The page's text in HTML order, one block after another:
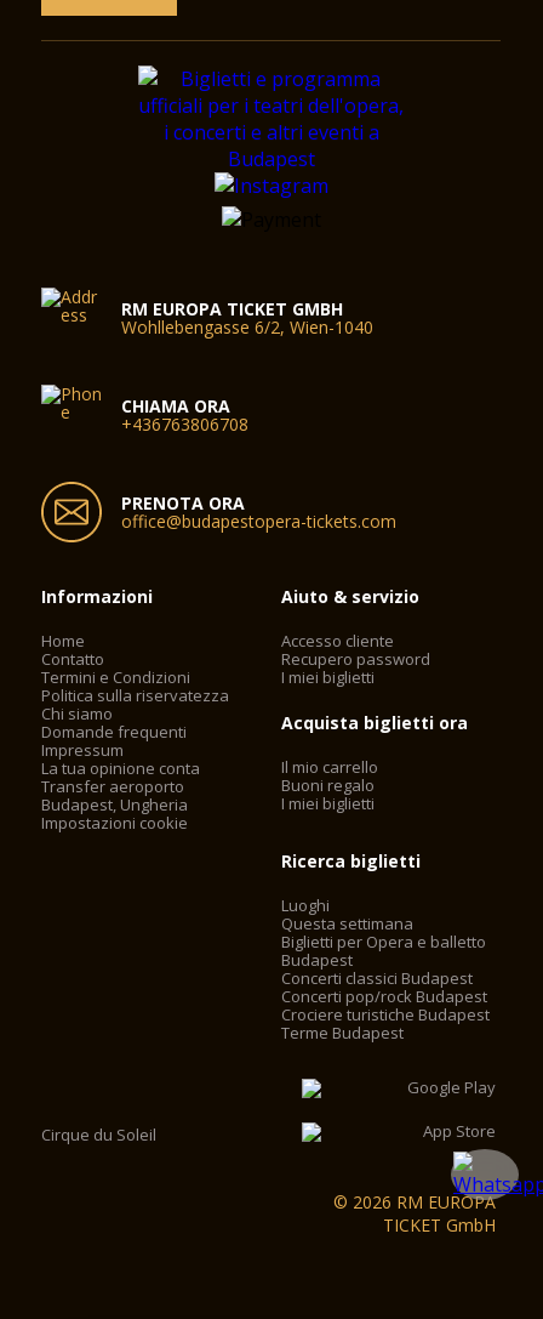
RM EUROPA TICKET GMBH
Wohllebengasse 6/2, Wien-1040
CHIAMA ORA
+436763806708
PRENOTA ORA
office@budapestopera-tickets.com
Informazioni
Home
Contatto
Termini e Condizioni
Politica sulla riservatezza
Chi siamo
Domande frequenti
Impressum
La tua opinione conta
Transfer aeroporto
Budapest, Ungheria
Impostazioni cookie
Aiuto & servizio
Accesso cliente
Recupero password
I miei biglietti
Acquista biglietti ora
Il mio carrello
Buoni regalo
I miei biglietti
Ricerca biglietti
Luoghi
Questa settimana
Biglietti per Opera e balletto
Budapest
Concerti classici Budapest
Concerti pop/rock Budapest
Crociere turistiche Budapest
Terme Budapest
Cirque du Soleil
© 2026 RM EUROPA
TICKET GmbH